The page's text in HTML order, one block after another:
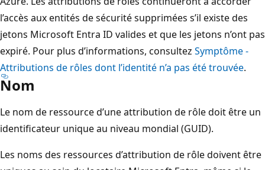
l’accès aux entités de sécurité supprimées s’il existe des
jetons Microsoft Entra ID valides et que les jetons n’ont pas
expiré. Pour plus d’informations, consultez Symptôme -
Attributions de rôles dont l’identité n’a pas été trouvée.
Nom
Le nom de ressource d’une attribution de rôle doit être un
identificateur unique au niveau mondial (GUID).
Les noms des ressources d’attribution de rôle doivent être